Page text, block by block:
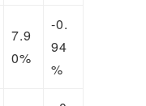
7.9
0%
-0.
94
%